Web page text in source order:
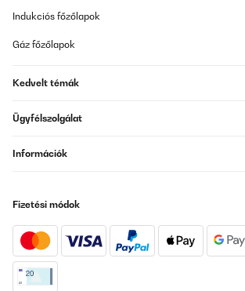
Indukciós főzőlapok
Gáz főzőlapok
Kedvelt témák
Ügyfélszolgálat
Információk
Fizetési módok